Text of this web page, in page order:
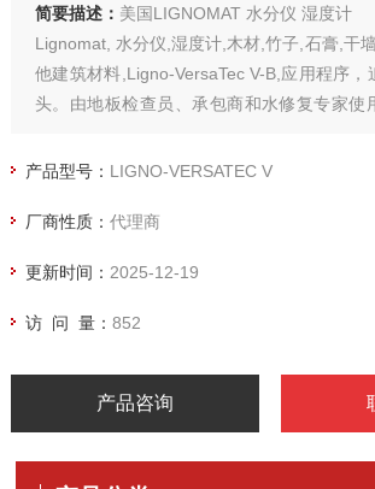
简要描述： 美国LIGNOMAT 水分仪 湿度计
Lignomat, 水分仪,湿度计,木材,竹子,石膏,干
他建筑材料,Ligno-VersaTec V-B,应用程序，
头。由地板检查员、承包商和水修复专家使
产品型号： LIGNO-VERSATEC V
厂商性质： 代理商
更新时间： 2025-12-19
访 问 量： 852
产品咨询